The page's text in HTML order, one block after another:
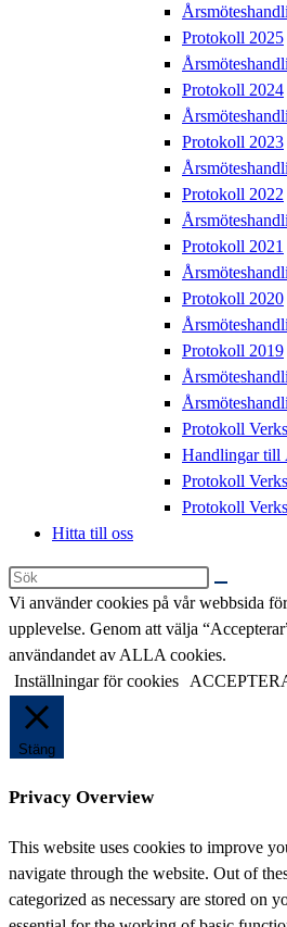
Protokoll 2025
Protokoll 2024
Protokoll 2023
Protokoll 2022
Protokoll 2021
Protokoll 2020
Protokoll 2019
Protokoll
Handlingar till
Protokoll
Protokoll
Hitta till oss
Sök
på
denna
webbplats
Vi använder cookies på vår webbsida
upplevelse. Genom att välja
användandet av ALLA cookies.
Inställningar för cookies
Stäng
Privacy Overview
This website uses cookies to improve
navigate through the website. Out of
categorized as necessary are stored on